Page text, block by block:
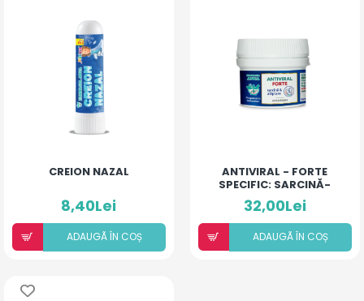
CREION NAZAL
8,40Lei
ADAUGÃ ÎN COȘ
ANTIVIRAL - FORTE
SPECIFIC: SARCINĂ-
ALĂPTARE
32,00Lei
ADAUGÃ ÎN COȘ